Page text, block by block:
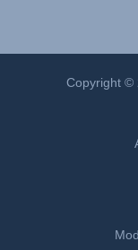
Copyright ©